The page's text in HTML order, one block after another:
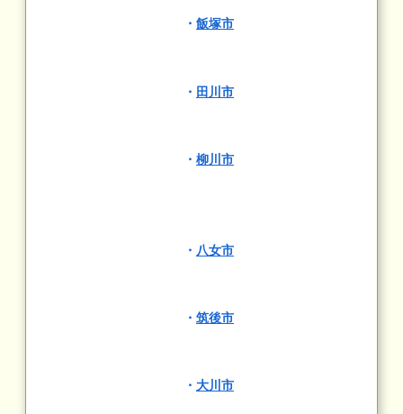
・ 飯塚市
・ 田川市
・ 柳川市
・ 八女市
・ 筑後市
・ 大川市